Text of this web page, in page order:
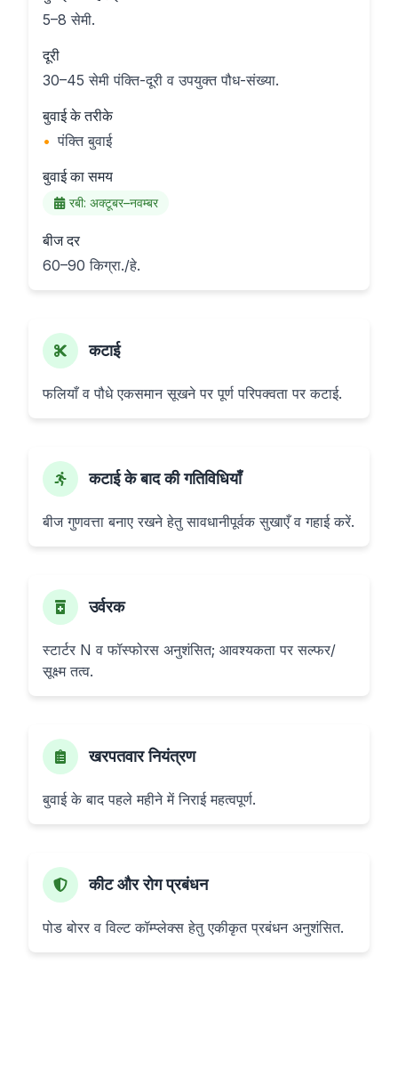
5–8 सेमी.
दूरी
30–45 सेमी पंक्ति-दूरी व उपयुक्त पौध-संख्या.
बुवाई के तरीके
• पंक्ति बुवाई
बुवाई का समय
रबी: अक्टूबर–नवम्बर
बीज दर
60–90 किग्रा./हे.
कटाई
फलियाँ व पौधे एकसमान सूखने पर पूर्ण परिपक्वता पर कटाई.
कटाई के बाद की गतिविधियाँ
बीज गुणवत्ता बनाए रखने हेतु सावधानीपूर्वक सुखाएँ व गहाई करें.
उर्वरक
स्टार्टर N व फॉस्फोरस अनुशंसित; आवश्यकता पर सल्फर/
सूक्ष्म तत्व.
खरपतवार नियंत्रण
बुवाई के बाद पहले महीने में निराई महत्वपूर्ण.
कीट और रोग प्रबंधन
पोड बोरर व विल्ट कॉम्प्लेक्स हेतु एकीकृत प्रबंधन अनुशंसित.